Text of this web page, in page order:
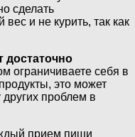
сделать
и не курить, так как
достаточно
ограничиваете себя в
это может
проблем в
прием пищи